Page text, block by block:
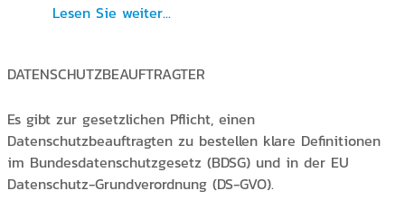
Lesen Sie weiter...
DATENSCHUTZBEAUFTRAGTER
Es gibt zur gesetzlichen Pflicht, einen
Datenschutzbeauftragten zu bestellen klare Definitionen
im Bundesdatenschutzgesetz (BDSG) und in der EU
Datenschutz-Grundverordnung (DS-GVO).